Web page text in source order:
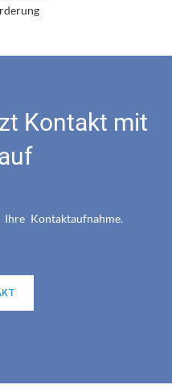
Kontakt mit
Kontaktaufnahme.